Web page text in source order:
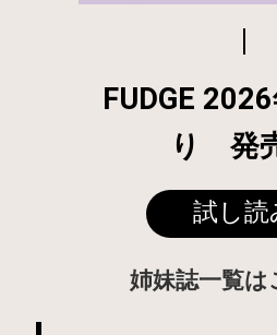
FUDGE
り 発
試し読
姉妹誌一覧は